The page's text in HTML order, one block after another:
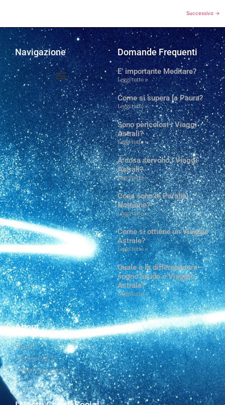
Successivo →
Navigazione Domande Frequenti
E’ importante Meditare?
Leggi tutto »
Come si supera la Paura?
Leggi tutto »
Sono pericolosi i Viaggi
Astrali?
Leggi tutto »
A cosa servono i Viaggi
Astrali?
Leggi tutto »
Cosa sono le Paralisi
Notturne?
Leggi tutto »
Come si ottiene un Viaggio
Astrale?
Leggi tutto »
Quale è la differenza tra
sogno lucido e Viaggio
Astrale?
Leggi tutto »
About
Privacy
Cookie Policy
Preferenze Cookie